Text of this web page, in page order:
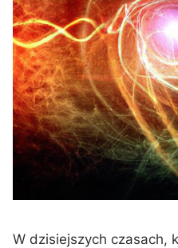
W dzisiejszych ⁣czasach,